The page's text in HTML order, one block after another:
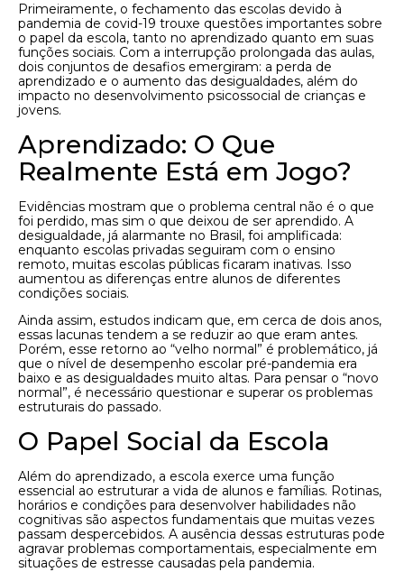
Primeiramente, o fechamento das escolas devido à
pandemia de covid-19 trouxe questões importantes sobre
o papel da escola, tanto no aprendizado quanto em suas
funções sociais. Com a interrupção prolongada das aulas,
dois conjuntos de desafios emergiram: a perda de
aprendizado e o aumento das desigualdades, além do
impacto no desenvolvimento psicossocial de crianças e
jovens.
Aprendizado: O Que
Realmente Está em Jogo?
Evidências mostram que o problema central não é o que
foi perdido, mas sim o que deixou de ser aprendido. A
desigualdade, já alarmante no Brasil, foi amplificada:
enquanto escolas privadas seguiram com o ensino
remoto, muitas escolas públicas ficaram inativas. Isso
aumentou as diferenças entre alunos de diferentes
condições sociais.
Ainda assim, estudos indicam que, em cerca de dois anos,
essas lacunas tendem a se reduzir ao que eram antes.
Porém, esse retorno ao “velho normal” é problemático, já
que o nível de desempenho escolar pré-pandemia era
baixo e as desigualdades muito altas. Para pensar o “novo
normal”, é necessário questionar e superar os problemas
estruturais do passado.
O Papel Social da Escola
Além do aprendizado, a escola exerce uma função
essencial ao estruturar a vida de alunos e famílias. Rotinas,
horários e condições para desenvolver habilidades não
cognitivas são aspectos fundamentais que muitas vezes
passam despercebidos. A ausência dessas estruturas pode
agravar problemas comportamentais, especialmente em
situações de estresse causadas pela pandemia.